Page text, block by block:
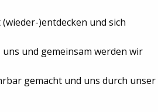
)entdecken und sich
und gemeinsam werden wir
gemacht und uns durch unser